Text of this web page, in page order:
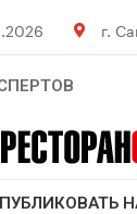
г.